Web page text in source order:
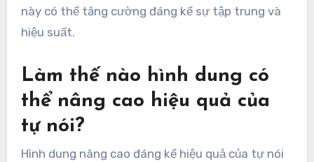
này có thể tăng cường đáng kể sự tập trung và
hiệu suất.
Làm thế nào hình dung có
thể nâng cao hiệu quả của
tự nói?
Hình dung nâng cao đáng kể hiệu quả của tự nói